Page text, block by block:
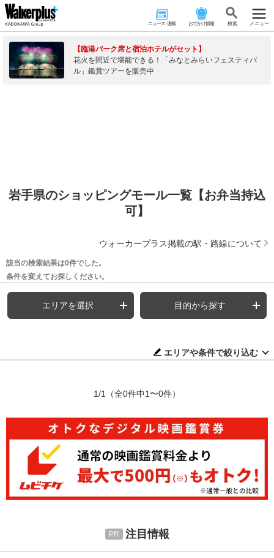
ニュース･連載 おでかけ情報 検 索 メニュー
【臨港パーク席と宿泊ホテルがセット】
花火を間近で堪能できる！「みなとみらいフェスティバ
ル」鑑賞ツアーを販売中
岩手県のショッピングモール一覧【お弁当持込
可】
ウォーカープラス掲載の駅・路線について
該当の検索結果は0件でした。
条件を変えてお探しください。
エリアを選択 目的から探す
エリアや条件で絞り込む
1/1 （全0件中1〜0件）
注目情報